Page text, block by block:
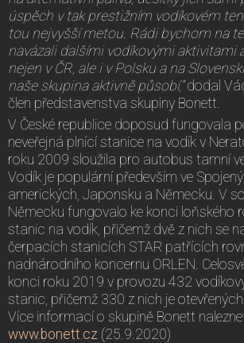
úspěch v tak prestižním vodíkovém
tou nejvyšší metou. Rádi bychom na
navázali dalšími vodíkovými aktivitami
nejen v ČR, ale i v Polsku a na
naše skupina aktivně působí,“dodal
člen představenstva skupiny Bonett.
V České republice doposud fungovala
neveřejná plnící stanice na vodík v
roku 2009 sloužila pro autobus tamní
Vodík je populární především ve
amerických, Japonsku a Německu. V
Německu fungovalo ke konci loňského
stanic na vodík, přičemž dvě z nich se
čerpacích stanicích STAR patřících
nadnárodního koncernu ORLEN.
konci roku 2019 v provozu 432
stanic, přičemž 330 z nich je
Více informací o skupině Bonett
www.bonett.cz (25.9.2020)